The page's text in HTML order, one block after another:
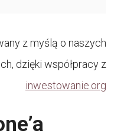
z myślą o naszych
dzięki współpracy z
inwestowanie.org